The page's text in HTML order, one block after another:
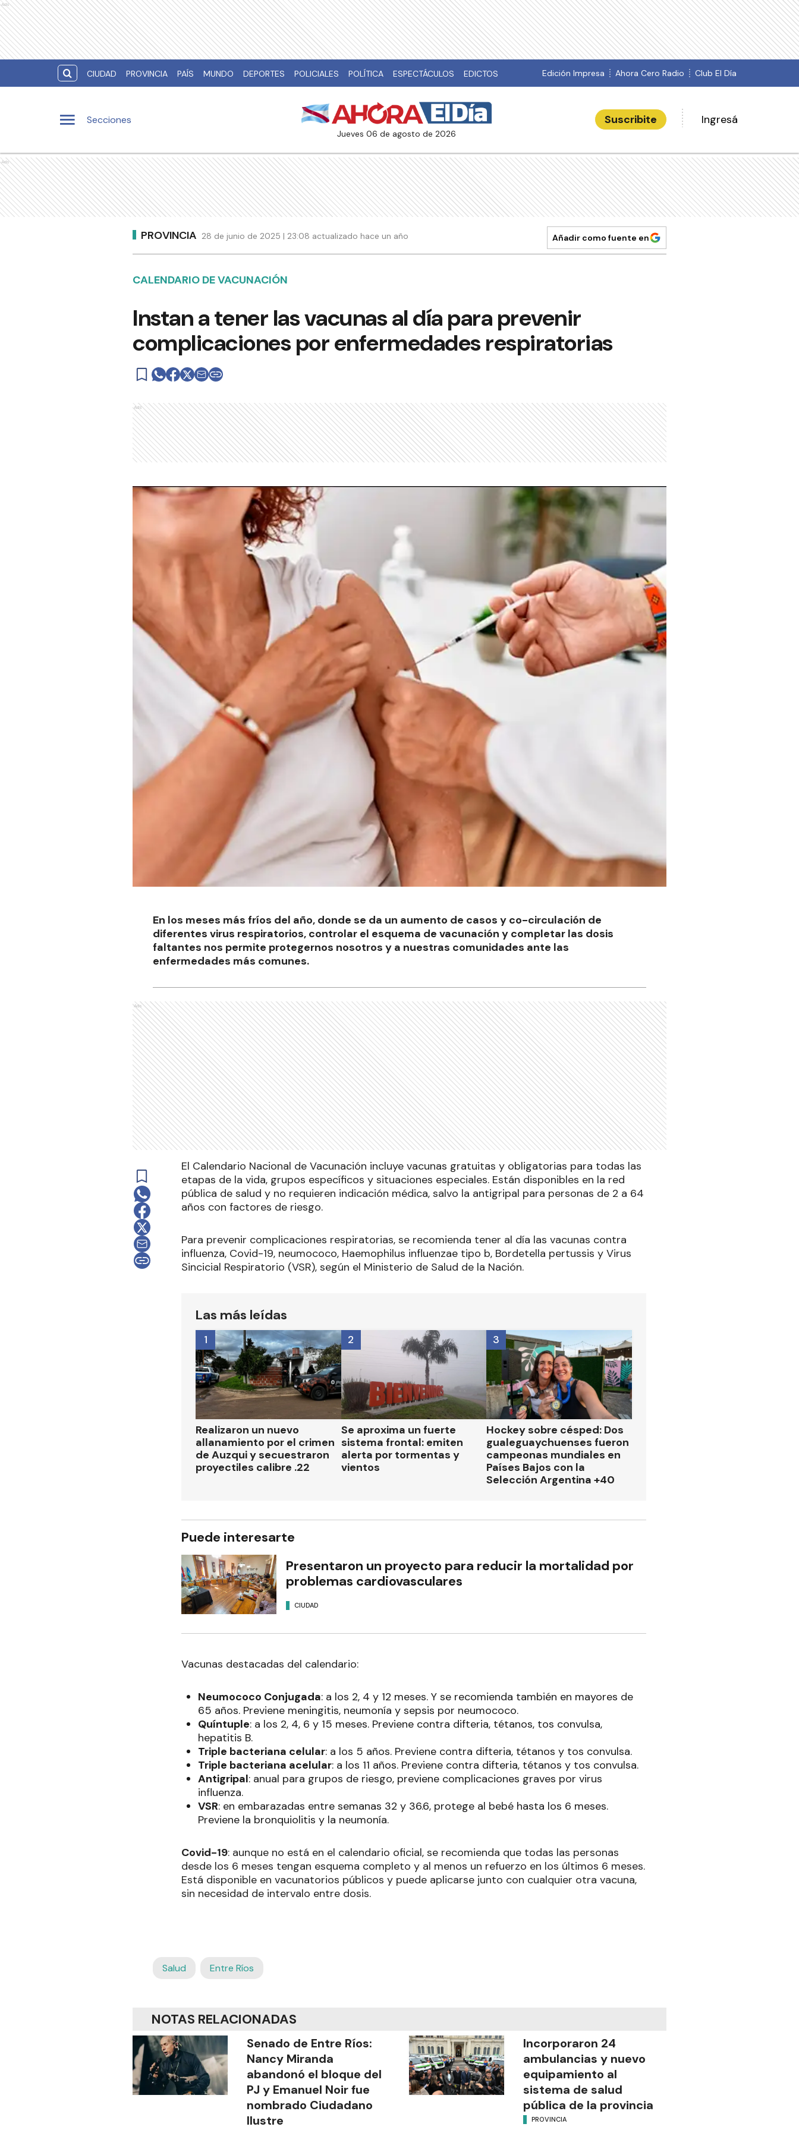
Ads
CIUDAD PROVINCIA PAÍS MUNDO DEPORTES POLICIALES POLÍTICA ESPECTÁCULOS EDICTOS Edición Impresa Ahora Cero Radio Club El Día
Secciones
jueves 06 de agosto de 2026
Suscribite Ingresá
Ads
PROVINCIA 28 de junio de 2025 | 23:08 actualizado hace un año Añadir como fuente en
CALENDARIO DE VACUNACIÓN
Instan a tener las vacunas al día para prevenir
complicaciones por enfermedades respiratorias
Ads
En los meses más fríos del año, donde se da un aumento de casos y co-circulación de
diferentes virus respiratorios, controlar el esquema de vacunación y completar las dosis
faltantes nos permite protegernos nosotros y a nuestras comunidades ante las
enfermedades más comunes.
Ads
El Calendario Nacional de Vacunación incluye vacunas gratuitas y obligatorias para todas las
etapas de la vida, grupos específicos y situaciones especiales. Están disponibles en la red
pública de salud y no requieren indicación médica, salvo la antigripal para personas de 2 a 64
años con factores de riesgo.
Para prevenir complicaciones respiratorias, se recomienda tener al día las vacunas contra
influenza, Covid-19, neumococo, Haemophilus influenzae tipo b, Bordetella pertussis y Virus
Sincicial Respiratorio (VSR), según el Ministerio de Salud de la Nación.
Las más leídas
Realizaron un nuevo
allanamiento por el crimen
de Auzqui y secuestraron
proyectiles calibre .22
1
Se aproxima un fuerte
sistema frontal: emiten
alerta por tormentas y
vientos
2
Hockey sobre césped: Dos
gualeguaychuenses fueron
campeonas mundiales en
Países Bajos con la
Selección Argentina +40
3
Puede interesarte
Presentaron un proyecto para reducir la mortalidad por
problemas cardiovasculares
CIUDAD
Vacunas destacadas del calendario:
Neumococo Conjugada: a los 2, 4 y 12 meses. Y se recomienda también en mayores de
65 años. Previene meningitis, neumonía y sepsis por neumococo.
Quíntuple: a los 2, 4, 6 y 15 meses. Previene contra difteria, tétanos, tos convulsa,
hepatitis B.
Triple bacteriana celular: a los 5 años. Previene contra difteria, tétanos y tos convulsa.
Triple bacteriana acelular: a los 11 años. Previene contra difteria, tétanos y tos convulsa.
Antigripal: anual para grupos de riesgo, previene complicaciones graves por virus
influenza.
VSR: en embarazadas entre semanas 32 y 36.6, protege al bebé hasta los 6 meses.
Previene la bronquiolitis y la neumonía.
Covid-19: aunque no está en el calendario oficial, se recomienda que todas las personas
desde los 6 meses tengan esquema completo y al menos un refuerzo en los últimos 6 meses.
Está disponible en vacunatorios públicos y puede aplicarse junto con cualquier otra vacuna,
sin necesidad de intervalo entre dosis.
Salud Entre Ríos
NOTAS RELACIONADAS
Senado de Entre Ríos:
Nancy Miranda
abandonó el bloque del
PJ y Emanuel Noir fue
nombrado Ciudadano
Ilustre
Incorporaron 24
ambulancias y nuevo
equipamiento al
sistema de salud
pública de la provincia
PROVINCIA